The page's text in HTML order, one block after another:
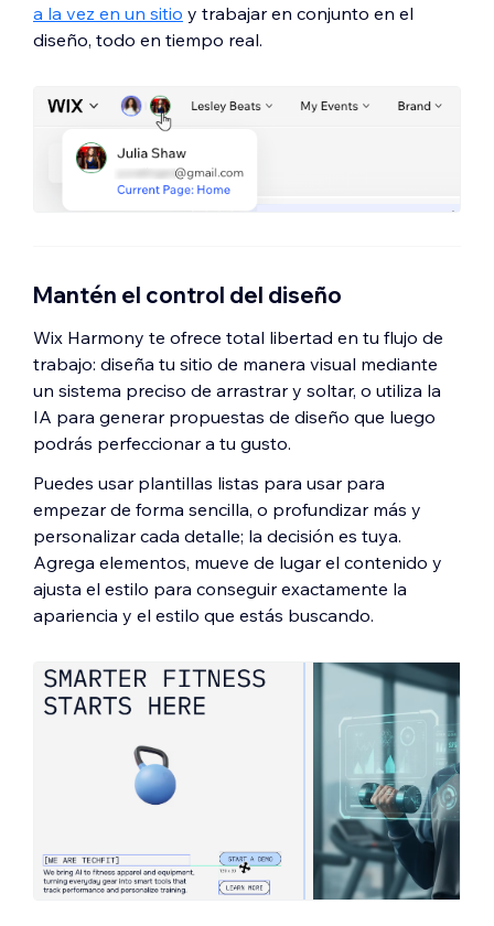
a la vez en un sitio y trabajar en conjunto en el
diseño, todo en tiempo real.
Mantén el control del diseño
Wix Harmony te ofrece total libertad en tu flujo de
trabajo: diseña tu sitio de manera visual mediante
un sistema preciso de arrastrar y soltar, o utiliza la
IA para generar propuestas de diseño que luego
podrás perfeccionar a tu gusto.
Puedes usar plantillas listas para usar para
empezar de forma sencilla, o profundizar más y
personalizar cada detalle; la decisión es tuya.
Agrega elementos, mueve de lugar el contenido y
ajusta el estilo para conseguir exactamente la
apariencia y el estilo que estás buscando.